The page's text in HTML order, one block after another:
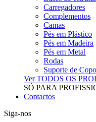
Carregadores
Complementos
Camas
Pés em Plástico
Pés em Madeira
Pés em Metal
Rodas
Suporte de Copo
Ver TODOS OS
SÓ PARA
Contactos
Siga-nos